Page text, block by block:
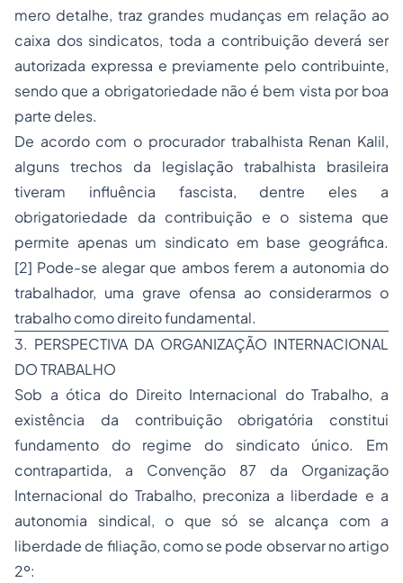
mero detalhe, traz grandes mudanças em relação ao
caixa dos sindicatos, toda a contribuição deverá ser
autorizada expressa e previamente pelo contribuinte,
sendo que a obrigatoriedade não é bem vista por boa
parte deles.
De acordo com o procurador trabalhista Renan Kalil,
alguns trechos da legislação trabalhista brasileira
tiveram influência fascista, dentre eles a
obrigatoriedade da contribuição e o sistema que
permite apenas um sindicato em base geográfica.
[2] Pode-se alegar que ambos ferem a autonomia do
trabalhador, uma grave ofensa ao considerarmos o
trabalho como direito fundamental.
3. PERSPECTIVA DA ORGANIZAÇÃO INTERNACIONAL
DO TRABALHO
Sob a ótica do Direito Internacional do Trabalho, a
existência da contribuição obrigatória constitui
fundamento do regime do sindicato único. Em
contrapartida, a Convenção 87 da Organização
Internacional do Trabalho, preconiza a liberdade e a
autonomia sindical, o que só se alcança com a
liberdade de filiação, como se pode observar no artigo
2º: